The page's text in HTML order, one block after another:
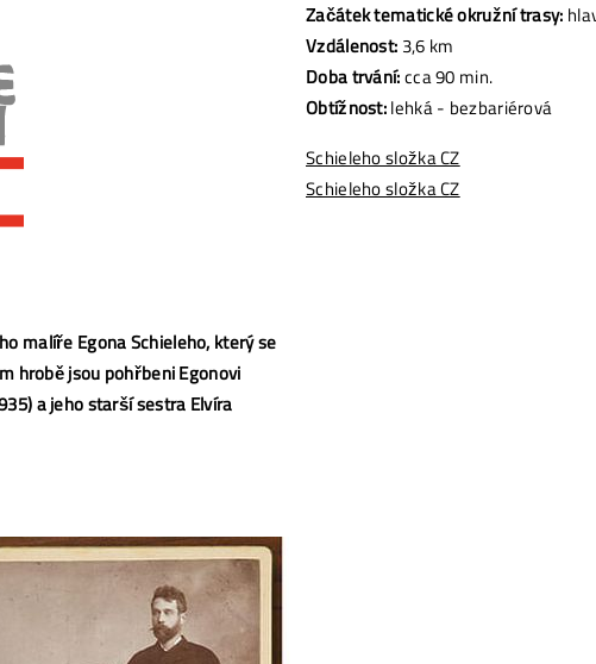
malíře Egona Schieleho, který se
hrobě jsou pohřbeni Egonovi
a jeho starší sestra Elvíra
Začátek tematické okružní trasy:
Vzdálenost: 3,6 km
Doba trvání:cca 90 min.
Obtížnost:lehká - bezbariérová
Schieleho složka CZ
Schieleho složka CZ